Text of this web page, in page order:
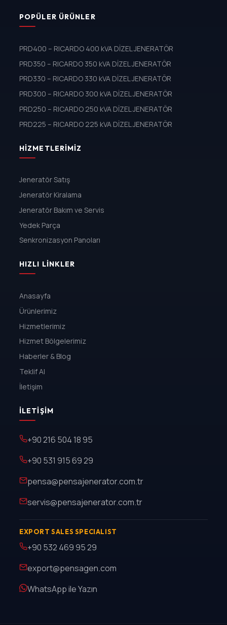
POPÜLER ÜRÜNLER
PRD400 – RICARDO 400 kVA DİZEL JENERATÖR
PRD350 – RICARDO 350 kVA DİZEL JENERATÖR
PRD330 – RICARDO 330 kVA DİZEL JENERATÖR
PRD300 – RICARDO 300 kVA DİZEL JENERATÖR
PRD250 – RICARDO 250 kVA DİZEL JENERATÖR
PRD225 – RICARDO 225 kVA DİZEL JENERATÖR
HIZMETLERIMIZ
Jeneratör Satış
Jeneratör Kiralama
Jeneratör Bakım ve Servis
Yedek Parça
Senkronizasyon Panoları
HIZLI LINKLER
Anasayfa
Ürünlerimiz
Hizmetlerimiz
Hizmet Bölgelerimiz
Haberler & Blog
Teklif Al
İletişim
İLETIŞIM
+90 216 504 18 95
+90 531 915 69 29
pensa@pensajenerator.com.tr
servis@pensajenerator.com.tr
EXPORT SALES SPECIALIST
+90 532 469 95 29
export@pensagen.com
WhatsApp ile Yazın